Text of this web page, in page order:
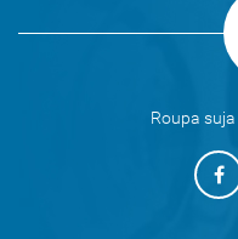
Roupa suja